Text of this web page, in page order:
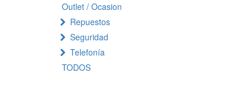
Outlet / Ocasion
Repuestos
Seguridad
Telefonía
TODOS